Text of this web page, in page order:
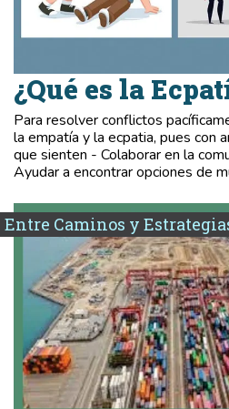
¿Qué es la
Para resolver conflictos
la empatía y la ecpatia, pues con
que sienten - Colaborar en la
Ayudar a encontrar opciones de
Entre Caminos y